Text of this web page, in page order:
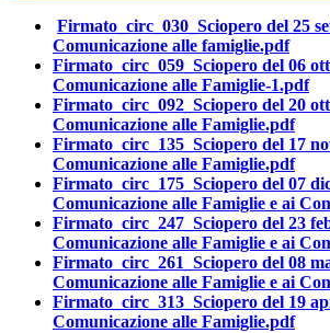
Firmato_circ_030_Sciopero del 25
Comunicazione alle famiglie.pdf
Firmato_circ_059_Sciopero del 06
Comunicazione alle Famiglie-1.pdf
Firmato_circ_092_Sciopero del 20
Comunicazione alle Famiglie.pdf
Firmato_circ_135_Sciopero del 17
Comunicazione alle Famiglie.pdf
Firmato_circ_175_Sciopero del 07
Comunicazione alle Famiglie e ai
Firmato_circ_247_Sciopero del 23
Comunicazione alle Famiglie e ai
Firmato_circ_261_Sciopero del 08
Comunicazione alle Famiglie e ai
Firmato_circ_313_Sciopero del 19
Comunicazione alle Famiglie.pdf